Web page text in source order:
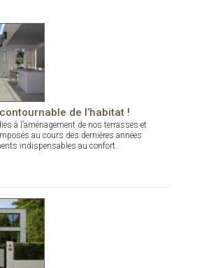
de l’habitat !
à l’aménagement de nos terrasses et
au cours des dernières années
indispensables au confort.